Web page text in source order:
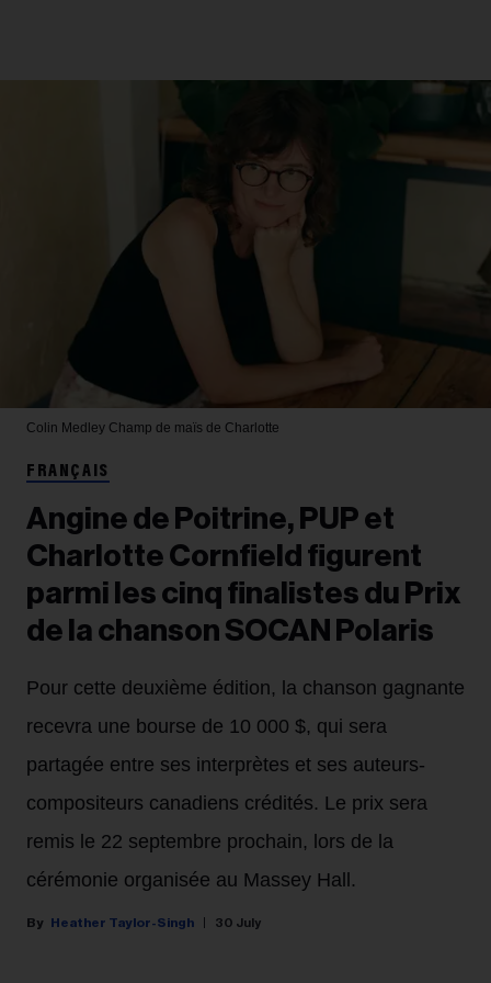
Colin Medley Champ de maïs de Charlotte
FRANÇAIS
Angine de Poitrine, PUP et
Charlotte Cornfield figurent
parmi les cinq finalistes du Prix
de la chanson SOCAN Polaris
Pour cette deuxième édition, la chanson gagnante
recevra une bourse de 10 000 $, qui sera
partagée entre ses interprètes et ses auteurs-
compositeurs canadiens crédités. Le prix sera
remis le 22 septembre prochain, lors de la
cérémonie organisée au Massey Hall.
Heather Taylor-Singh 30 July